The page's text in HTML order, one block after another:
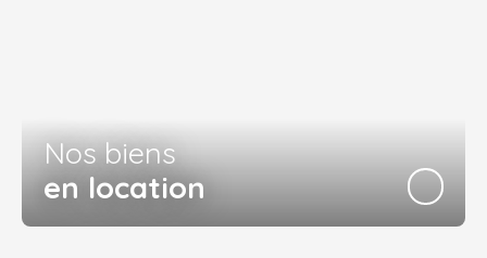
Nos biens
en location